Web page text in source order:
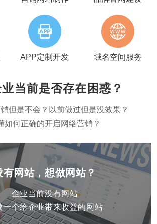
APP定制开发 域名空间服务
当前是否存在困惑？
但是不会？以前做过但是没效果？
如何正确的开启网络营销？
有网站，想做网站？
企业当前没有网站
一个给企业带来收益的网站